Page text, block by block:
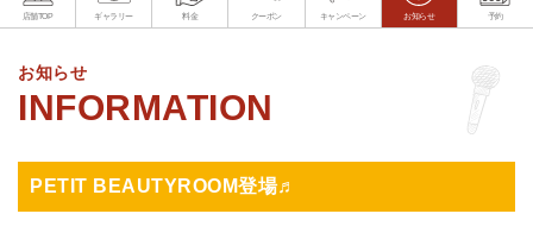
店舗TOP ギャラリー 料金 クーポン キャンペーン お知らせ 予約
お知らせ
PETIT BEAUTYROOM登場♬